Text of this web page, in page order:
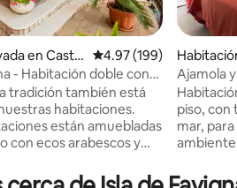
5, 103 reseñas
en Castel Calificación promedio:
4.97 (199)
- Habitación doble con
tradición también está
habitaciones.
están amuebladas
con ecos arabescos y
Algunas
a
Ajamola
piso, con
mar,